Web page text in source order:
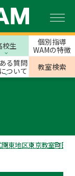
校生
個別指導
WAMの特徴
る質問
ついて
教室検索
関東地区東京教室町田市